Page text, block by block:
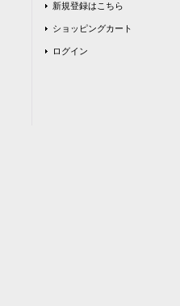
新規登録はこちら
ショッピングカート
ログイン